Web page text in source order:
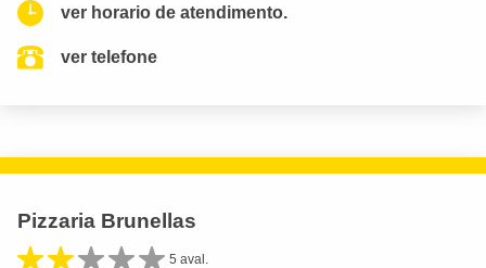
ver horario de atendimento.
ver telefone
Pizzaria Brunellas
5 aval.